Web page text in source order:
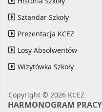
Sztandar Szkoły
Prezentacja KCEZ
Losy Absolwentów
Wizytówka Szkoły
Copyright © 2026 KCEZ
HARMONOGRAM PRACY